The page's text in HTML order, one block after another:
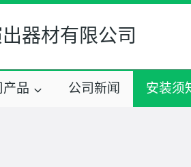
器材有限公司
品 公司新闻 安装须